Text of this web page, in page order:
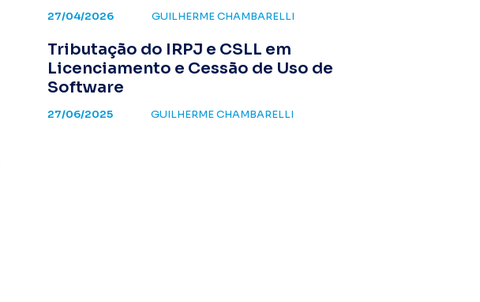
27/04/2026 GUILHERME CHAMBARELLI
Tributação do IRPJ e CSLL em
Licenciamento e Cessão de Uso de
Software
27/06/2025 GUILHERME CHAMBARELLI